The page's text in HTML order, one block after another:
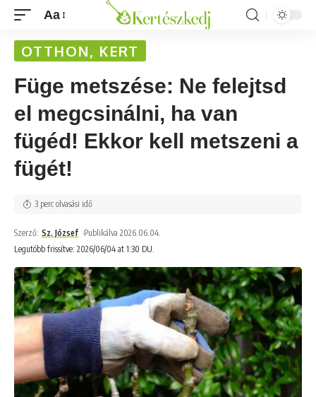
Aa
OTTHON, KERT
Füge metszése: Ne felejtsd
el megcsinálni, ha van
fügéd! Ekkor kell metszeni a
fügét!
Legutóbb frissítve: 2026/06/04 at 1:30 DU.
Szerző: Sz. József Publikálva 2026.06.04.
3 perc olvasási idő